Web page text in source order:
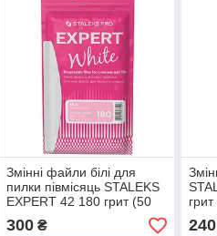
Змінні файли білі для
пилки півмісяць STALEKS
EXPERT 42 180 грит (50
шт) (DFE-42-180w)
300₴ 240